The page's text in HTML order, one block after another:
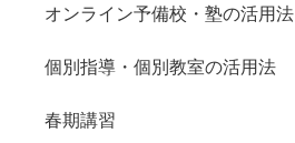
オンライン予備校・塾の活用法
個別指導・個別教室の活用法
春期講習